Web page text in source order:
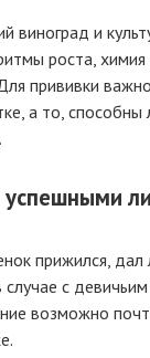
виноград и
роста,
прививки
а то,
прижился,
с
возможно